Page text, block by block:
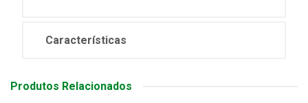
Características
Produtos Relacionados